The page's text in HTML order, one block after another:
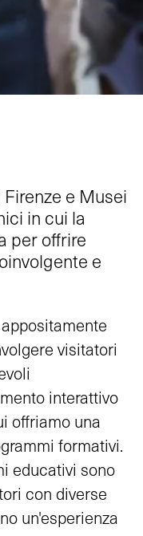
e Musei
in cui la
per offrire
e
visitatori
interattivo
offriamo una
formativi.
educativi sono
con diverse
un'esperienza